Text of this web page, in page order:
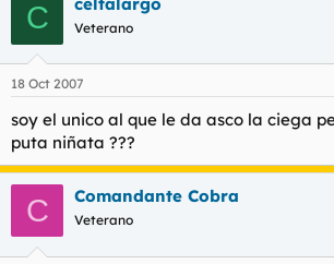
C Veterano
18 Oct 2007
soy el unico al que le da asco la ciega
puta niñata ???
C Comandante Cobra
Veterano